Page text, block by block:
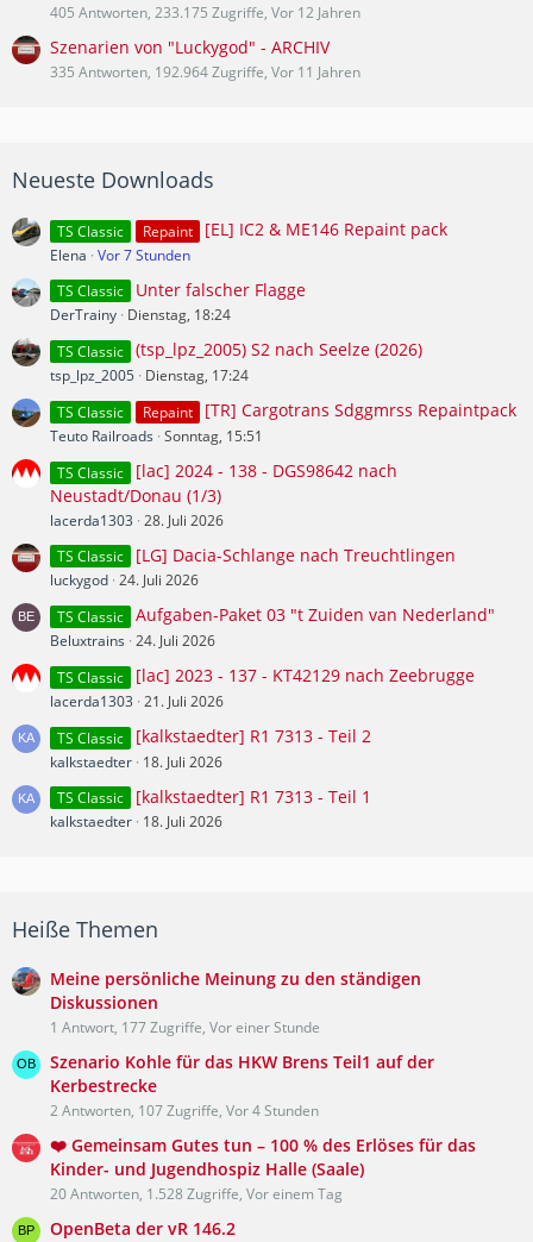
405 Antworten, 233.175 Zugriffe, Vor 12 Jahren
Szenarien von "Luckygod" - ARCHIV
335 Antworten, 192.964 Zugriffe, Vor 11 Jahren
Neueste Downloads
TS Classic Repaint [EL] IC2 & ME146 Repaint pack
Elena Vor 7 Stunden
TS Classic
Unter falscher Flagge
DerTrainy Dienstag, 18:24
TS Classic (tsp_lpz_2005) S2 nach Seelze (2026)
tsp_lpz_2005
Dienstag, 17:24
TS Classic
Repaint [TR] Cargotrans Sdggmrss Repaintpack
Teuto Railroads Sonntag, 15:51
TS Classic
[lac] 2024 - 138 - DGS98642 nach
Neustadt/Donau (1/3)
lacerda1303 28. Juli 2026
TS Classic
[LG] Dacia-Schlange nach Treuchtlingen
luckygod 24. Juli 2026
TS Classic Aufgaben-Paket 03 "t Zuiden van Nederland"
Beluxtrains 24. Juli 2026
TS Classic
[lac] 2023 - 137 - KT42129 nach Zeebrugge
lacerda1303 21. Juli 2026
TS Classic
[kalkstaedter] R1 7313 - Teil 2
kalkstaedter 18. Juli 2026
TS Classic
[kalkstaedter] R1 7313 - Teil 1
kalkstaedter 18. Juli 2026
Heiße Themen
Meine persönliche Meinung zu den ständigen
Diskussionen
1 Antwort, 177 Zugriffe, Vor einer Stunde
Szenario Kohle für das HKW Brens Teil1 auf der
Kerbestrecke
2 Antworten, 107 Zugriffe, Vor 4 Stunden
❤️ Gemeinsam Gutes tun – 100 % des Erlöses für das
Kinder- und Jugendhospiz Halle (Saale)
20 Antworten, 1.528 Zugriffe, Vor einem Tag
OpenBeta der vR 146.2